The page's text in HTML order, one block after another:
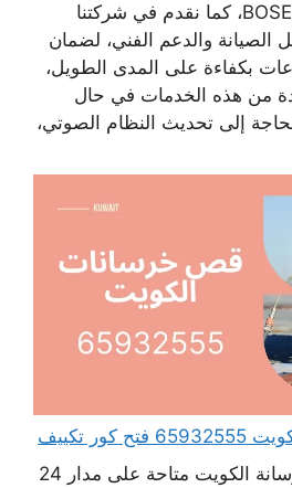
JPL وسماعات سقف BOSE، كما نقدم في شركتنا
الصيانة والدعم الفني، لضمان
بكفاءة على المدى الطويل،
من هذه الخدمات في حال
إلى تحديث النظام الصوتي،
تكييف
خدمات شركة قص خرسانة الكويت متاحة على مدار 24